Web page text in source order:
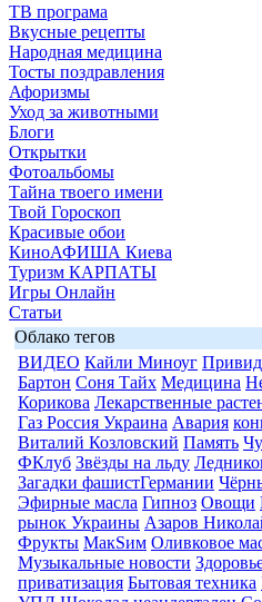
ТВ програма
Вкусные рецепты
Народная медицина
Тосты поздравления
Афоризмы
Уход за животными
Блоги
Открытки
Фотоальбомы
Тайна твоего имени
Твой Гороскоп
Красивые обои
КиноАФИША Киева
Туризм КАРПАТЫ
Игры Онлайн
Статьи
Облако тегов
ВИДЕО Кайли Миноуг
Бартон Соня Тайх Медицина
Корикова Лекарственные
Газ Россия Украина Авария
Виталий Козловский Память
ФКлуб Звёзды на льду
Загадки фашистГермании
Эфирные масла Гипноз Овощи
рынок Украины Азаров
Фрукты МакSим Оливковое
Музыкальные новости
приватизация Бытовая техника